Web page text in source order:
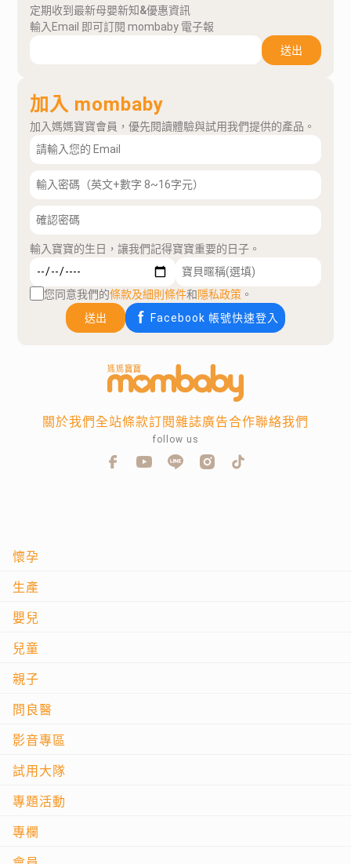
定期收到最新母嬰新知&優惠資訊
輸入Email 即可訂閱 mombaby 電子報
送出
加入 mombaby
加入媽媽寶寶會員，優先閱讀體驗與試用我們提供的產品。
輸入寶寶的生日，讓我們記得寶寶重要的日子。
您同意我們的條款及細則條件和隱私政策 。
送出
Facebook 帳號快速登入
懷孕
生產
嬰兒
兒童
親子
問良醫
影音專區
試用大隊
專題活動
專欄
關於我們全站條款訂閱雜誌廣告合作聯絡我們
follow us